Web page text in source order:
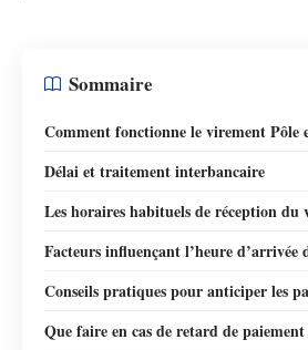
Sommaire
Comment fonctionne le virement Pôle
Délai et traitement interbancaire
Les horaires habituels de réception du
Facteurs influençant l’heure d’arrivée
Conseils pratiques pour anticiper les
Que faire en cas de retard de